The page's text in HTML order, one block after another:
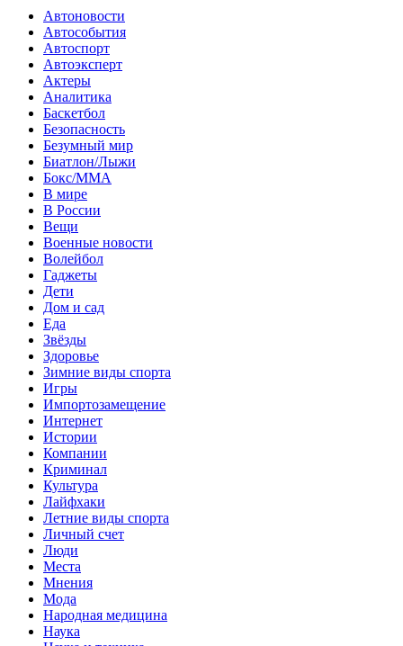
Автоновости
Автособытия
Автоспорт
Автоэксперт
Актеры
Аналитика
Баскетбол
Безопасность
Безумный мир
Биатлон/Лыжи
Бокс/MMA
В мире
В России
Вещи
Военные новости
Волейбол
Гаджеты
Дети
Дом и сад
Еда
Звёзды
Здоровье
Зимние виды спорта
Игры
Импортозамещение
Интернет
Истории
Компании
Криминал
Культура
Лайфхаки
Летние виды спорта
Личный счет
Люди
Места
Мнения
Мода
Народная медицина
Наука